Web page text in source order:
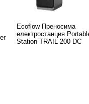
Ecoflow Преносима
електростанция
Station TRAIL 200 DC